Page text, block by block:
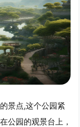
景点,这个公园紧
公园的观景台上，